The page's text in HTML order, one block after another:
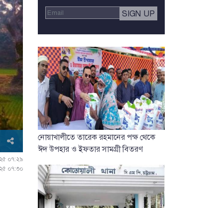
০৭:২৯
০৭:৩০
নোয়াখালীতে তারেক রহমানের পক্ষ থেকে
ঈদ উপহার ও ইফতার সামগ্রী বিতরণ